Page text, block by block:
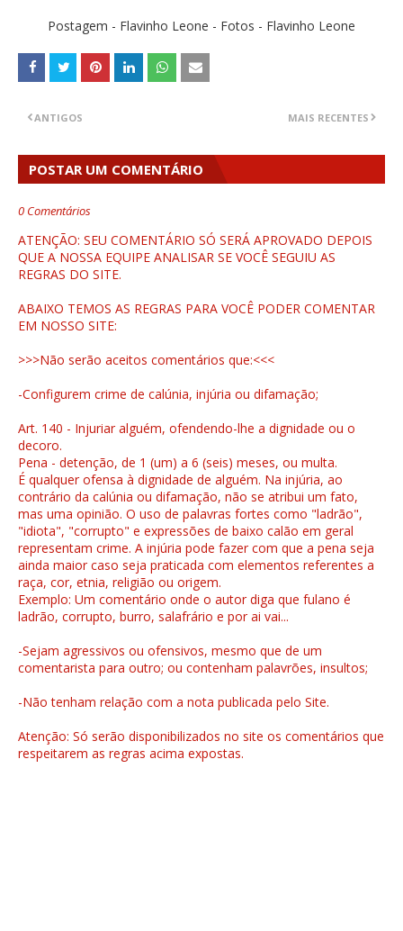
Postagem - Flavinho Leone - Fotos - Flavinho Leone
MAIS RECENTES
ANTIGOS
POSTAR UM COMENTÁRIO
0 Comentários
ATENÇÃO: SEU COMENTÁRIO SÓ SERÁ APROVADO DEPOIS
QUE A NOSSA EQUIPE ANALISAR SE VOCÊ SEGUIU AS
REGRAS DO SITE.
ABAIXO TEMOS AS REGRAS PARA VOCÊ PODER COMENTAR
EM NOSSO SITE:
>>>Não serão aceitos comentários que:<<<
-Configurem crime de calúnia, injúria ou difamação;
Art. 140 - Injuriar alguém, ofendendo-lhe a dignidade ou o
decoro.
Pena - detenção, de 1 (um) a 6 (seis) meses, ou multa.
É qualquer ofensa à dignidade de alguém. Na injúria, ao
contrário da calúnia ou difamação, não se atribui um fato,
mas uma opinião. O uso de palavras fortes como "ladrão",
"idiota", "corrupto" e expressões de baixo calão em geral
representam crime. A injúria pode fazer com que a pena seja
ainda maior caso seja praticada com elementos referentes a
raça, cor, etnia, religião ou origem.
Exemplo: Um comentário onde o autor diga que fulano é
ladrão, corrupto, burro, salafrário e por ai vai...
-Sejam agressivos ou ofensivos, mesmo que de um
comentarista para outro; ou contenham palavrões, insultos;
-Não tenham relação com a nota publicada pelo Site.
Atenção: Só serão disponibilizados no site os comentários que
respeitarem as regras acima expostas.